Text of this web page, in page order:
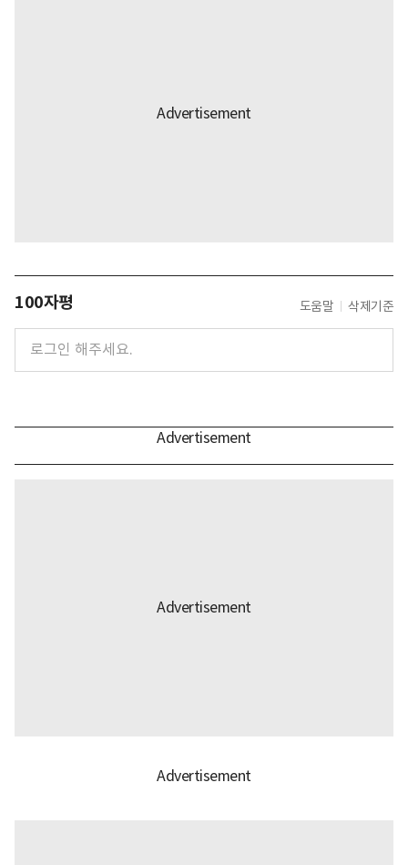
100자평 도움말 삭제기준